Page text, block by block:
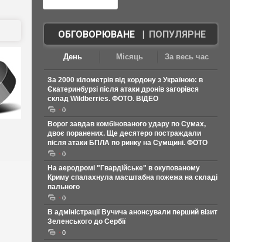
ОБГОВОРЮВАНЕ| ПОПУЛЯРНЕ
День Місяць За весь час
За 2000 кілометрів від кордону з Україною: в
Єкатеринбурзі після атаки дронів загорівся
склад Wildberries. ФОТО. ВІДЕО
0
Ворог завдав комбінованого удару по Сумах,
двоє поранених. Ще десятеро постраждали
після атаки БПЛА по ринку на Сумщині. ФОТО
0
На аеродромі "Гвардійське" в окупованому
Криму спалахнула масштабна пожежа на складі
пального
0
В адміністрації Вучича анонсували перший візит
Зеленського до Сербії
0